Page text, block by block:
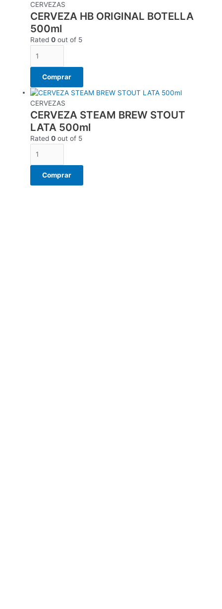
CERVEZAS
CERVEZA HB ORIGINAL BOTELLA
500ml
Rated0 out of 5
Comprar
CERVEZAS
CERVEZA STEAM BREW STOUT
LATA 500ml
Rated0 out of 5
Comprar